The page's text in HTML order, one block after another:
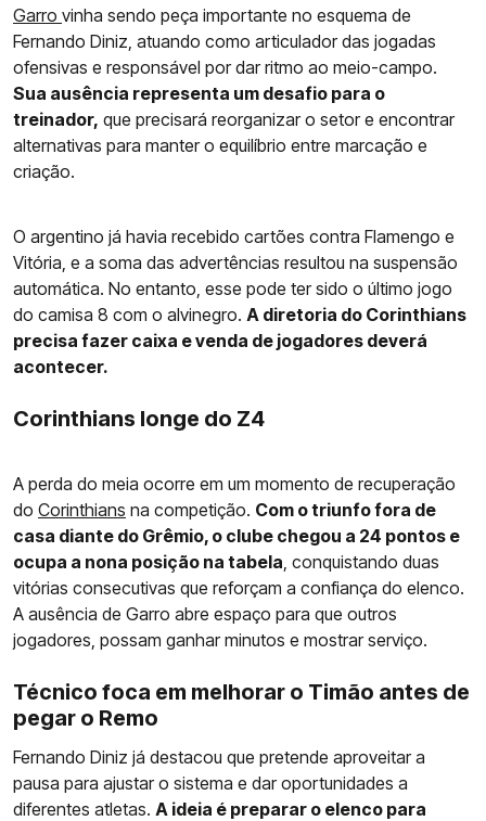
Garro vinha sendo peça importante no esquema de
Fernando Diniz, atuando como articulador das jogadas
ofensivas e responsável por dar ritmo ao meio-campo.
Sua ausência representa um desafio para o
treinador, que precisará reorganizar o setor e encontrar
alternativas para manter o equilíbrio entre marcação e
criação.
O argentino já havia recebido cartões contra Flamengo e
Vitória, e a soma das advertências resultou na suspensão
automática. No entanto, esse pode ter sido o último jogo
do camisa 8 com o alvinegro. A diretoria do Corinthians
precisa fazer caixa e venda de jogadores deverá
acontecer.
Corinthians longe do Z4
A perda do meia ocorre em um momento de recuperação
do Corinthians na competição. Com o triunfo fora de
casa diante do Grêmio, o clube chegou a 24 pontos e
ocupa a nona posição na tabela , conquistando duas
vitórias consecutivas que reforçam a confiança do elenco.
A ausência de Garro abre espaço para que outros
jogadores, possam ganhar minutos e mostrar serviço.
Técnico foca em melhorar o Timão antes de
pegar o Remo
Fernando Diniz já destacou que pretende aproveitar a
pausa para ajustar o sistema e dar oportunidades a
diferentes atletas. A ideia é preparar o elenco para